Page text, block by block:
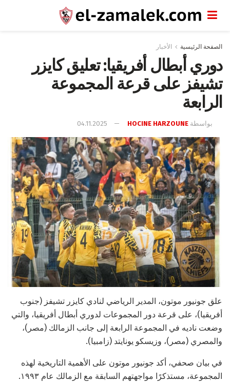
الصفحة الرئيسية الأخبار
دوري أبطال أفريقيا: تعليق كايزر
تشيفز على قرعة المجموعة
الرابعة
بواسطة HOCINE HARZOUNE
04.11.2025
علق جونيور موتون، المدير الرياضي لنادي كايزر تشيفز (جنوب
أفريقيا)، على قرعة دور المجموعات لدوري أبطال أفريقيا، والتي
وضعت ناديه في المجموعة الرابعة إلى جانب الزمالك (مصر)،
والمصري (مصر)، وزيسكو يونايتد (زامبيا).
في بيان صحفي، أكد جونيور موتون على الأهمية التاريخية لهذه
المجموعة، مستذكرًا مواجهتهم السابقة مع الزمالك عام ١٩٩٣.